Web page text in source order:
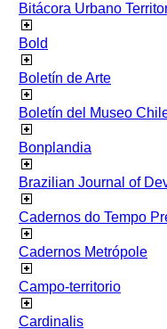
Bitácora Urbano
Bold
Boletín de Arte
Boletín del Museo
Bonplandia
Brazilian Journal of
Cadernos do Tempo
Cadernos Metrópole
Campo-territorio
Cardinalis